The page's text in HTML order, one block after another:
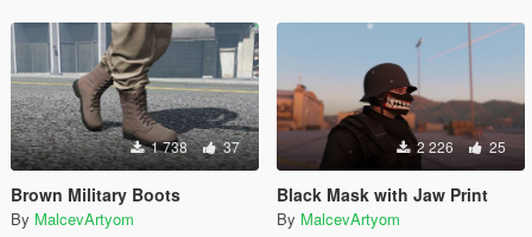
1 738 37
Brown Military Boots
By MalcevArtyom
2 226 25
Black Mask with Jaw Print
By MalcevArtyom